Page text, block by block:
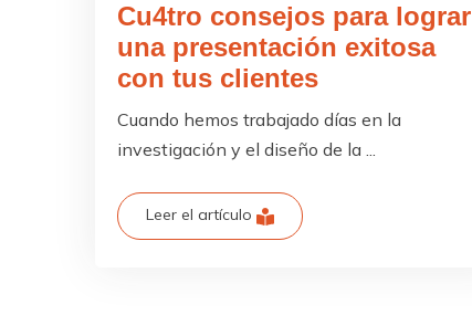
Cu4tro consejos para lograr
una presentación exitosa
con tus clientes
Cuando hemos trabajado días en la
investigación y el diseño de la ...
Leer el artículo